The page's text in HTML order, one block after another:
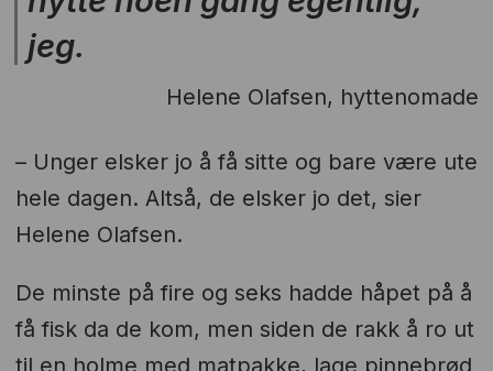
jeg.
Helene Olafsen, hyttenomade
– Unger elsker jo å få sitte og bare være ute
hele dagen. Altså, de elsker jo det, sier
Helene Olafsen.
De minste på fire og seks hadde håpet på å
få fisk da de kom, men siden de rakk å ro ut
til en holme med matpakke, lage pinnebrød